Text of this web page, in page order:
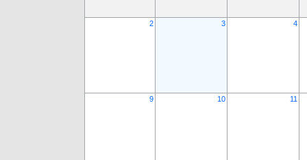
2 3 4
9 10 11